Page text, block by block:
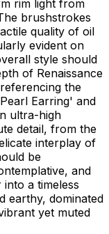
rim light from
brushstrokes
quality of oil
evident on
style should
of Renaissance
the
Earring' and
ultra-high
detail, from the
interplay of
be
and
a timeless
earthy, dominated
yet muted